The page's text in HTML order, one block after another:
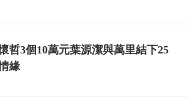
哲3個10萬元葉源潔與萬里結下25
緣